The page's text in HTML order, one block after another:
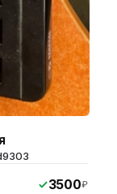
3500₽